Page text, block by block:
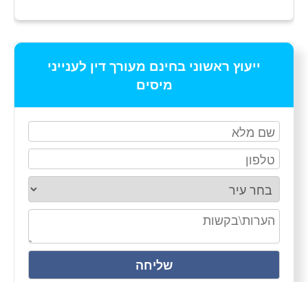
ייעוץ ראשוני בחינם מעורך דין לענייני
מיסים